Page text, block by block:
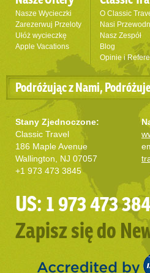
Nasze Wycieczki
Zarezerwuj Przeloty
Ułóż wycieczkę
Apple Vacations
O Classic
Nasi
Nasz Zespół
Blog
Opinie i
Podróżując z Nami,
Stany Zjednoczone:
Classic Travel
186 Maple Avenue
Wallington, NJ 07057
+1 973 473 3845
US: 1 973 473
Zapisz się do